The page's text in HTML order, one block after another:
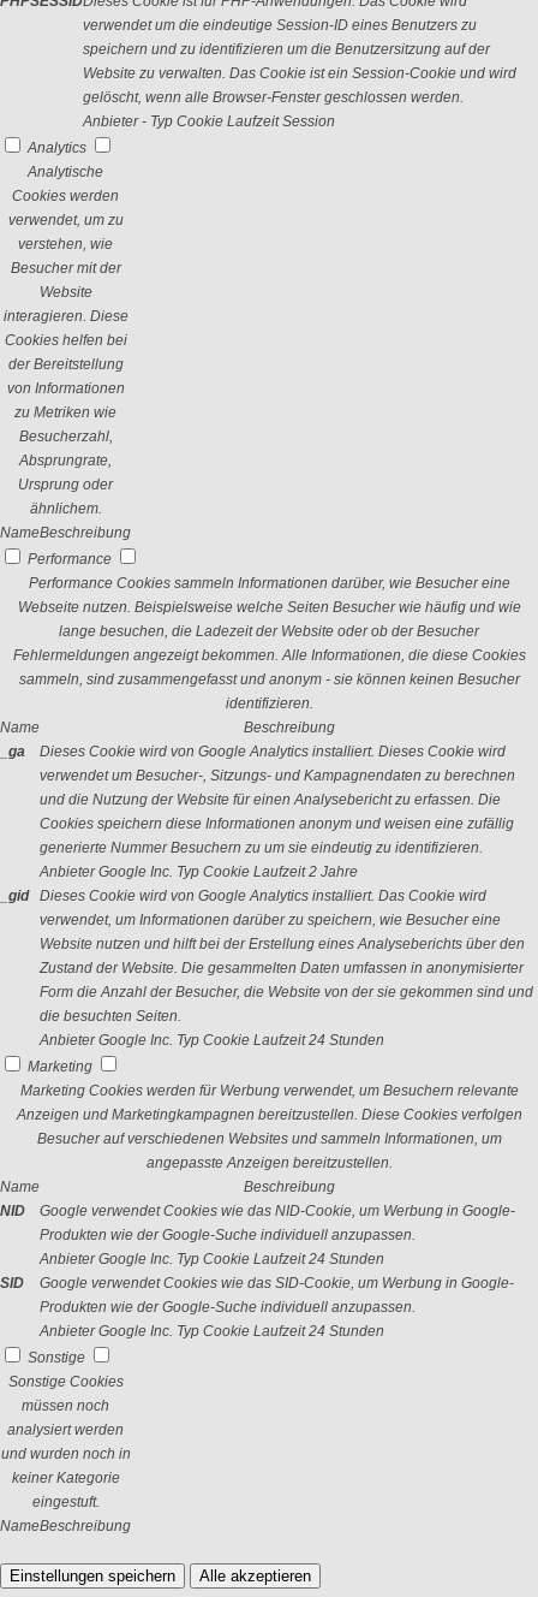
verwendet um die eindeutige Session-ID eines Benutzers zu
speichern und zu identifizieren um die Benutzersitzung auf der
Website zu verwalten. Das Cookie ist ein Session-Cookie und wird
gelöscht, wenn alle Browser-Fenster geschlossen werden.
Anbieter - Typ Cookie Laufzeit Session
Analytics
Analytische
Cookies werden
verwendet, um zu
verstehen, wie
Besucher mit der
Website
interagieren. Diese
Cookies helfen bei
der Bereitstellung
von Informationen
zu Metriken wie
Besucherzahl,
Absprungrate,
Ursprung oder
ähnlichem.
NameBeschreibung
Performance
Performance Cookies sammeln Informationen darüber, wie Besucher eine
Webseite nutzen. Beispielsweise welche Seiten Besucher wie häufig und wie
lange besuchen, die Ladezeit der Website oder ob der Besucher
Fehlermeldungen angezeigt bekommen. Alle Informationen, die diese Cookies
sammeln, sind zusammengefasst und anonym - sie können keinen Besucher
identifizieren.
Name
Beschreibung
_ga
Dieses Cookie wird von Google Analytics installiert. Dieses Cookie wird
verwendet um Besucher-, Sitzungs- und Kampagnendaten zu berechnen
und die Nutzung der Website für einen Analysebericht zu erfassen. Die
Cookies speichern diese Informationen anonym und weisen eine zufällig
generierte Nummer Besuchern zu um sie eindeutig zu identifizieren.
Anbieter Google Inc. Typ Cookie Laufzeit 2 Jahre
_gid
Dieses Cookie wird von Google Analytics installiert. Das Cookie wird
verwendet, um Informationen darüber zu speichern, wie Besucher eine
Website nutzen und hilft bei der Erstellung eines Analyseberichts über den
Zustand der Website. Die gesammelten Daten umfassen in anonymisierter
Form die Anzahl der Besucher, die Website von der sie gekommen sind und
die besuchten Seiten.
Anbieter Google Inc. Typ Cookie Laufzeit 24 Stunden
Marketing
Marketing Cookies werden für Werbung verwendet, um Besuchern relevante
Anzeigen und Marketingkampagnen bereitzustellen. Diese Cookies verfolgen
Besucher auf verschiedenen Websites und sammeln Informationen, um
angepasste Anzeigen bereitzustellen.
Name
Beschreibung
NID
Google verwendet Cookies wie das NID-Cookie, um Werbung in Google-
Produkten wie der Google-Suche individuell anzupassen.
Anbieter Google Inc. Typ Cookie Laufzeit 24 Stunden
SID
Google verwendet Cookies wie das SID-Cookie, um Werbung in Google-
Produkten wie der Google-Suche individuell anzupassen.
Anbieter Google Inc. Typ Cookie Laufzeit 24 Stunden
Sonstige
Sonstige Cookies
müssen noch
analysiert werden
und wurden noch in
keiner Kategorie
eingestuft.
NameBeschreibung
Einstellungen speichern Alle akzeptieren